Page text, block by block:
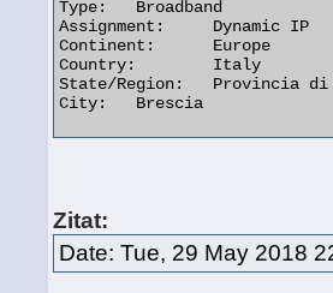
Type:	Broadband
Assignment:	Dynamic IP
Continent:	Europe
Country:	Italy
State/Region:	Provincia di Brescia
City:	Brescia
Zitat:
Date: Tue, 29 May 2018